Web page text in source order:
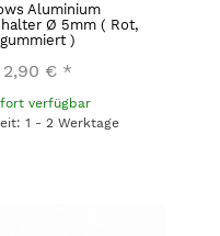
Aluminium
Ø 5mm ( Rot,
gummiert )
2,90 € *
verfügbar
1 - 2 Werktage